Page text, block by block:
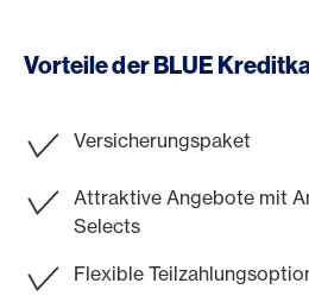
Vorteile der BLUE
Versicherungspaket
Attraktive Angebote mit
Selects
Flexible